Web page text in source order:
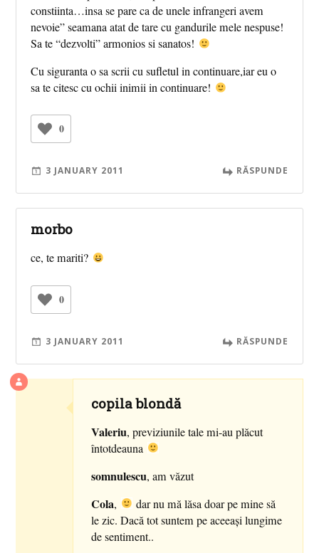
constiinta…insa se pare ca de unele infrangeri avem
nevoie” seamana atat de tare cu gandurile mele nespuse!
Sa te “dezvolti” armonios si sanatos!
Cu siguranta o sa scrii cu sufletul in continuare,iar eu o
sa te citesc cu ochii inimii in continuare!
0
3 JANUARY 2011 RĂSPUNDE
morbo
ce, te mariti?
0
3 JANUARY 2011 RĂSPUNDE
copila blondă
Valeriu, previziunile tale mi-au plăcut
întotdeauna
somnulescu, am văzut
Cola,
dar nu mă lăsa doar pe mine să
le zic. Dacă tot suntem pe aceeaşi lungime
de sentiment..